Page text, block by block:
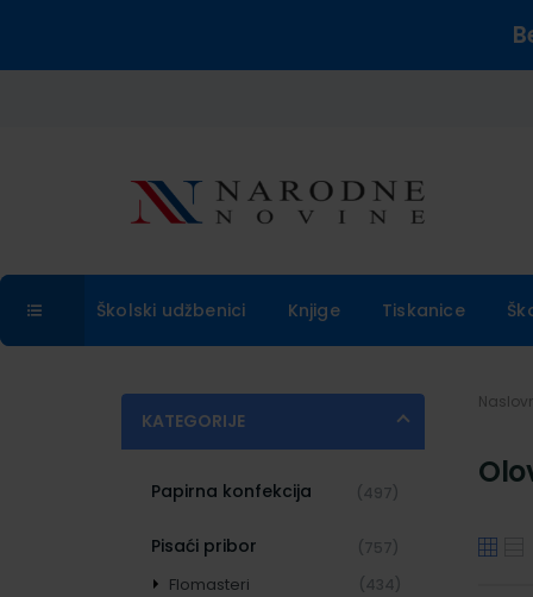
Školski udžbenici Knjige Tiskanice
KATEGORIJE
Papirna konfekcija (497)
Pisaći pribor (757)
Flomasteri (434)